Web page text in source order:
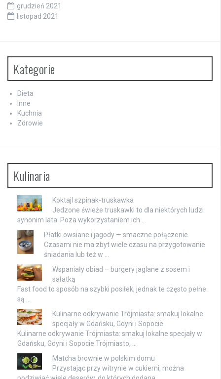
grudzień 2021
listopad 2021
Kategorie
Dieta
Inne
Kuchnia
Zdrowie
Kulinaria
Koktajl szpinak-truskawka
Jedzone świeże truskawki to dla niektórych ludzi
synonim lata. Poza wykorzystaniem ich …
Płatki owsiane i jagody — smaczne połączenie
Czasami nie ma zbyt wiele czasu na przygotowanie
śniadania lub też w …
Wspaniały obiad – burgery jaglane z sosem i
sałatką
Fast food to sposób na szybki posiłek, jednak te często pełne
są …
Kulinarne odkrywanie Trójmiasta: smakuj lokalne
specjały w Gdańsku, Gdyni i Sopocie
Kulinarne odkrywanie Trójmiasta: smakuj lokalne specjały w
Gdańsku, Gdyni i Sopocie Trójmiasto, …
Matcha brownie w polskim domu
Przystając przy witrynie w cukierni, można